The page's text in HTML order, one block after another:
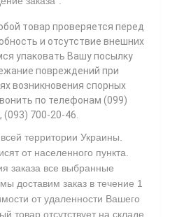
товар проверяется перед
и отсутствие внешних
упаковать Вашу посылку
повреждений при
возникновения спорных
по телефонам (099)
700-20-46.
территории Украины.
от населенного пункта.
заказа все выбранные
доставим заказ в течение 1
от удаленности Вашего
товар отсутствует на складе,